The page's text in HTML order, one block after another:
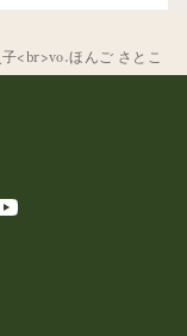
<br>vo.ほんご さとこ